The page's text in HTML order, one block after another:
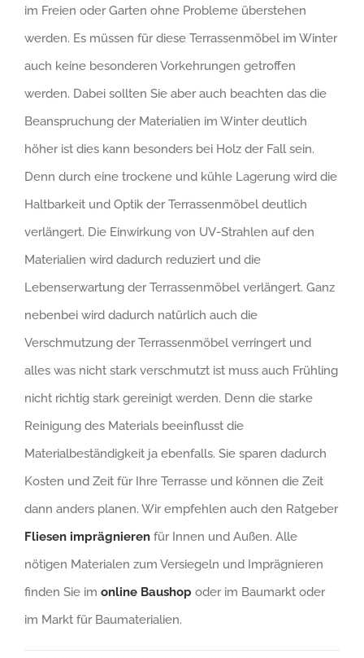
im Freien oder Garten ohne Probleme überstehen
werden. Es müssen für diese Terrassenmöbel im Winter
auch keine besonderen Vorkehrungen getroffen
werden. Dabei sollten Sie aber auch beachten das die
Beanspruchung der Materialien im Winter deutlich
höher ist dies kann besonders bei Holz der Fall sein.
Denn durch eine trockene und kühle Lagerung wird die
Haltbarkeit und Optik der Terrassenmöbel deutlich
verlängert. Die Einwirkung von UV-Strahlen auf den
Materialien wird dadurch reduziert und die
Lebenserwartung der Terrassenmöbel verlängert. Ganz
nebenbei wird dadurch natürlich auch die
Verschmutzung der Terrassenmöbel verringert und
alles was nicht stark verschmutzt ist muss auch Frühling
nicht richtig stark gereinigt werden. Denn die starke
Reinigung des Materials beeinflusst die
Materialbeständigkeit ja ebenfalls. Sie sparen dadurch
Kosten und Zeit für Ihre Terrasse und können die Zeit
dann anders planen. Wir empfehlen auch den Ratgeber
Fliesen imprägnieren für Innen und Außen. Alle
nötigen Materialen zum Versiegeln und Imprägnieren
finden Sie im online Baushop oder im Baumarkt oder
im Markt für Baumaterialien.